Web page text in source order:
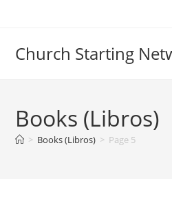
Church Starting
Books (Libros)
> Books (Libros) > Page 5